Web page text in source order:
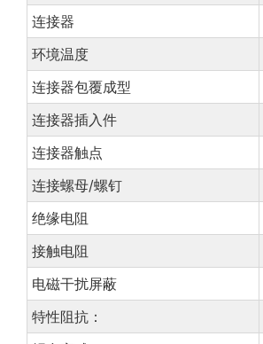
连接器
环境温度
连接器包覆成型
连接器插入件
连接器触点
连接螺母/螺钉
绝缘电阻
接触电阻
电磁干扰屏蔽
特性阻抗：